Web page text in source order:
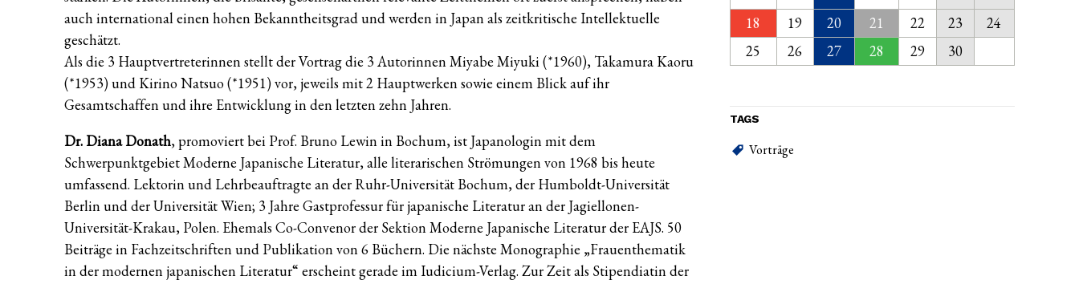
auch international einen hohen Bekanntheitsgrad und werden in Japan als zeitkritische Intellektuelle
geschätzt.
Als die 3 Hauptvertreterinnen stellt der Vortrag die 3 Autorinnen Miyabe Miyuki (*1960), Takamura Kaoru
(*1953) und Kirino Natsuo (*1951) vor, jeweils mit 2 Hauptwerken sowie einem Blick auf ihr
Gesamtschaffen und ihre Entwicklung in den letzten zehn Jahren.
Dr. Diana Donath, promoviert bei Prof. Bruno Lewin in Bochum, ist Japanologin mit dem
Schwerpunktgebiet Moderne Japanische Literatur, alle literarischen Strömungen von 1968 bis heute
umfassend. Lektorin und Lehrbeauftragte an der Ruhr-Universität Bochum, der Humboldt-Universität
Berlin und der Universität Wien; 3 Jahre Gastprofessur für japanische Literatur an der Jagiellonen-
Universität-Krakau, Polen. Ehemals Co-Convenor der Sektion Moderne Japanische Literatur der EAJS. 50
Beiträge in Fachzeitschriften und Publikation von 6 Büchern. Die nächste Monographie „Frauenthematik
in der modernen japanischen Literatur“ erscheint gerade im Iudicium-Verlag. Zur Zeit als Stipendiatin der
18
19 20 21 22 23
24
25
26 27 28 29 30
TAGS
Vorträge